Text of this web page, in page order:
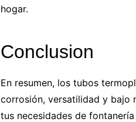
hogar.
Conclusion
En resumen, los tubos
corrosión, versatilidad y bajo
tus necesidades de